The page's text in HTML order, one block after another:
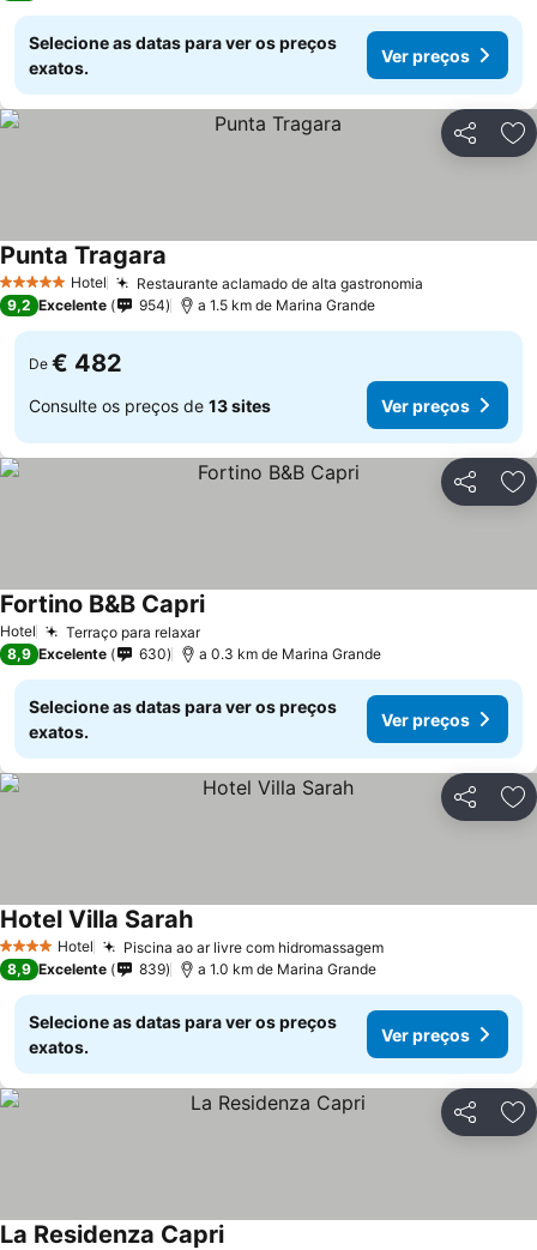
Selecione as datas para ver os preços
exatos.
Ver preços
Partilhar
5 Estrelas Hotel Restaurante aclamado de alta gastronomia
Punta Tragara
9,2 Excelente 954 a 1.5 km de Marina Grande
De € 482
Consulte os preços de 13 sites Ver preços
Partilhar
Hotel Terraço para relaxar
Fortino B&B Capri
8,9 Excelente 630 a 0.3 km de Marina Grande
Selecione as datas para ver os preços
exatos.
Ver preços
Partilhar
4 EstrelasHotel Piscina ao ar livre com hidromassagem
Hotel Villa Sarah
8,9 Excelente 839 a 1.0 km de Marina Grande
Selecione as datas para ver os preços
exatos.
Ver preços
Partilhar
La Residenza Capri